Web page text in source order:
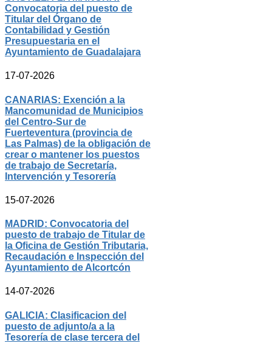
Convocatoria del puesto de
Titular del Órgano de
Contabilidad y Gestión
Presupuestaria en el
Ayuntamiento de Guadalajara
17-07-2026
CANARIAS: Exención a la
Mancomunidad de Municipios
del Centro-Sur de
Fuerteventura (provincia de
Las Palmas) de la obligación de
crear o mantener los puestos
de trabajo de Secretaría,
Intervención y Tesorería
15-07-2026
MADRID: Convocatoria del
puesto de trabajo de Titular de
la Oficina de Gestión Tributaria,
Recaudación e Inspección del
Ayuntamiento de Alcortcón
14-07-2026
GALICIA: Clasificacion del
puesto de adjunto/a a la
Tesorería de clase tercera del